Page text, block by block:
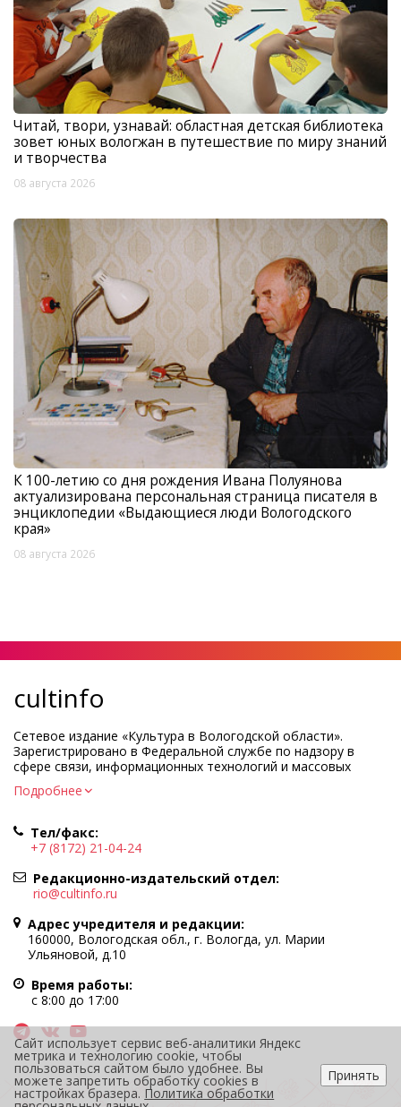
Читай, твори, узнавай: областная детская библиотека
зовет юных вологжан в путешествие по миру знаний
и творчества
08 августа 2026
К 100-летию со дня рождения Ивана Полуянова
актуализирована персональная страница писателя в
энциклопедии «Выдающиеся люди Вологодского
края»
08 августа 2026
cultinfo
Сетевое издание «Культура в Вологодской области».
Зарегистрировано в Федеральной службе по надзору в
сфере связи, информационных технологий и массовых
коммуникаций.
Регистрационный номер и дата принятия решения о
Учредитель КУ ВО «Информационно-аналитический центр
культуры»
Адрес учредителя и редакции: 160000, Вологодская обл., г.
Вологда, ул. Марии Ульяновой, д.10
Главный редактор — Легчанова Елена Григорьевна
Политика в отношении обработки персональных данных
При полном или частичном использовании информации
портала гиперссылка на cultinfo.ru обязательна.
Редакция не несет ответственности за достоверность
информации, содержащейся в рекламных объявлениях.
12+
Подробнее
Тел/факс:
+7 (8172) 21-04-24
Редакционно-издательский отдел:
rio@cultinfo.ru
Адрес учредителя и редакции:
160000, Вологодская обл., г. Вологда, ул. Марии
Ульяновой, д.10
Время работы:
с 8:00 до 17:00
Сайт использует сервис веб-аналитики Яндекс
метрика и технологию cookie, чтобы
пользоваться сайтом было удобнее. Вы
можете запретить обработку cookies в
настройках бразера. Политика обработки
Принять